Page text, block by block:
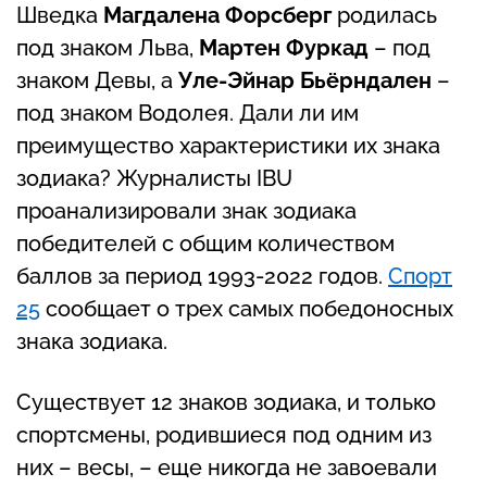
Шведка Магдалена Форсбергродилась
под знаком Льва, Мартен Фуркад – под
знаком Девы, а Уле-Эйнар Бьёрндален –
под знаком Водолея. Дали ли им
преимущество характеристики их знака
зодиака? Журналисты IBU
проанализировали знак зодиака
победителей с общим количеством
баллов за период 1993-2022 годов. Спорт
25 сообщает о трех самых победоносных
знака зодиака.
Существует 12 знаков зодиака, и только
спортсмены, родившиеся под одним из
них – весы, – еще никогда не завоевали